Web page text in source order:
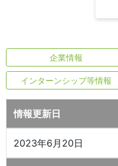
企業情報
インターンシップ等情報
情報更新日
2023年6月20日